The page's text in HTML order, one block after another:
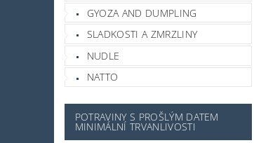
GYOZA AND DUMPLING
SLADKOSTI A ZMRZLINY
NUDLE
NATTO
POTRAVINY S PROŠLÝM DATEM
MINIMÁLNÍ TRVANLIVOSTI